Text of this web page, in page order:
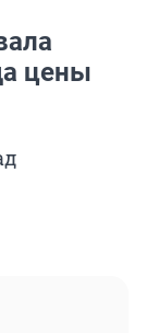
цены